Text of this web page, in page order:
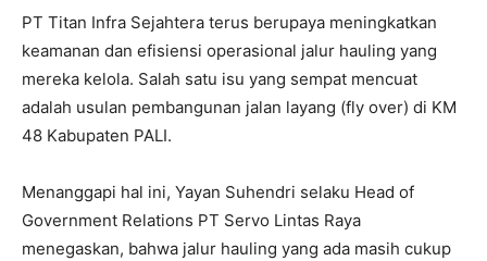
PT Titan Infra Sejahtera terus berupaya meningkatkan
keamanan dan efisiensi operasional jalur hauling yang
mereka kelola. Salah satu isu yang sempat mencuat
adalah usulan pembangunan jalan layang (fly over) di KM
48 Kabupaten PALI.
Menanggapi hal ini, Yayan Suhendri selaku Head of
Government Relations PT Servo Lintas Raya
menegaskan, bahwa jalur hauling yang ada masih cukup